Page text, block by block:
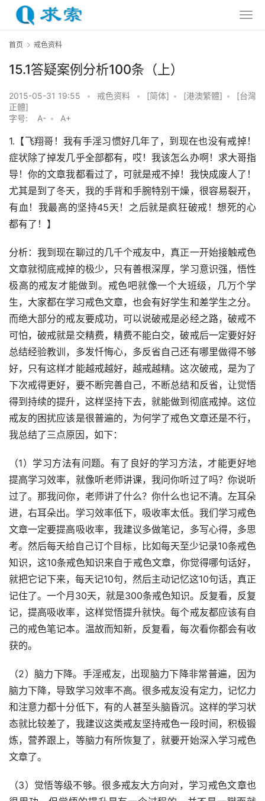
首页 戒色资料
15.1答疑案例分析100条（上）
2015-05-31 19:55 • 戒色资料 • [简体] • [港澳繁體] •
[台灣
正體]
字号:
A- • A+
1.【飞翔哥！我有手淫习惯好几年了，到现在也没有戒掉！
症状除了掉发几乎全部都有，哎！我该怎么办啊！求大哥指
导！你的文章我都看过了，可就是戒不掉！我快成废人了！
尤其是到了冬天，我的手背和手腕特别干燥，很容易裂开，
有血！我最高的坚持45天！之后就是疯狂破戒！想死的心
都有了！】
分析：我到现在聊过的几千个戒友中，真正一开始接触戒色
文章就彻底戒掉的极少，只有善根深厚，学习意识强，悟性
极高的戒友才能做到。戒色吧就像一个大班级，几万个学
生，大家都在学习戒色文章，也会有好学生和差学生之分。
而绝大部分的戒友要成功，可以说破戒是必经之路，破戒不
可怕，破戒就是交精费，精费不能白交，破戒后一定要好好
总结经验教训，多发忏悔心，多反省自己还有哪里做得不够
好，只有这样才能越戒越好，越戒越精。这次破戒，是为了
下次戒得更好，要不断完善自己，不断总结和反省，让觉悟
得到持续的提升，这样坚持下去，就能做到彻底戒掉。这位
戒友的困扰应该是很普遍的，为何学了戒色文章还是不行，
我总结了三点原因，如下：
（1）学习方法有问题。有了良好的学习方法，才能更好地
提高学习效率，就像听老师讲课，我问你听过了吗？你说听
过了。那我问你，老师讲了什么？你什么也记不清。左耳朵
进，右耳朵出。学习效率低下，吸收率太低。我们学习戒色
文章一定要提高吸收率，我建议多做笔记，多写心得，多思
考。然后每天给自己订个目标，比如每天至少记录10条戒色
知识，这10条戒色知识来自于戒色文章，你觉得哪句话好，
就把它记下来，每天记10句，然后主动记忆这10句话，真正
记住了。一个月30天，就是300条戒色知识。反复看，反复
记，提高吸收率，这样觉悟提升就快。每个戒友都应该有自
己的戒色笔记本。温故而知新，反复看，每次看你都会有收
获的。
（2）脑力下降。手淫戒友，出现脑力下降非常普遍，因为
脑力下降，导致学习效率不高。很多戒友没有定力，记忆力
和注意力都十分低下，有的人甚至头脑昏沉。这样的学习状
态就比较差了，我建议这类戒友坚持戒色一段时间，积极锻
炼，营养跟上，等脑力有所恢复了，就要开始深入学习戒色
文章了。
（3）觉悟等级不够。很多戒友大方向对，学习戒色文章也